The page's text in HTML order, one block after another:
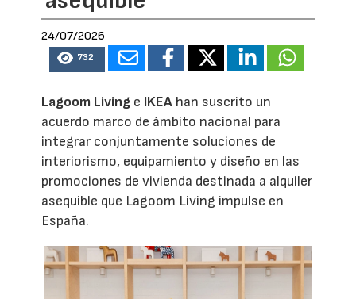
24/07/2026
732
Lagoom Living e IKEA han suscrito un
acuerdo marco de ámbito nacional para
integrar conjuntamente soluciones de
interiorismo, equipamiento y diseño en las
promociones de vivienda destinada a alquiler
asequible que Lagoom Living impulse en
España.